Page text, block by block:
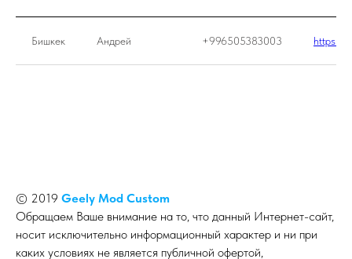
Бишкек Андрей +996505383003 https://
© 2019 Geely Mod Custom
Обращаем Ваше внимание на то, что данный Интернет-сайт,
носит исключительно информационный характер и ни при
каких условиях не является публичной офертой,